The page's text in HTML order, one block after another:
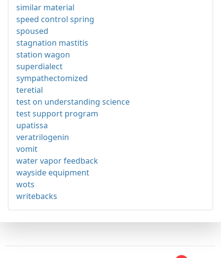
similar material
speed control spring
spoused
stagnation mastitis
station wagon
superdialect
sympathectomized
teretial
test on understanding science
test support program
upatissa
veratrilogenin
vomit
water vapor feedback
wayside equipment
wots
writebacks